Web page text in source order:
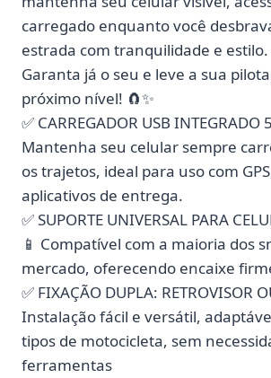
carregado enquanto você
estrada com tranquilidade e estilo.
Garanta já o seu e leve a sua
próximo nível! 🧲✨
✅ CARREGADOR USB INTEGRADO
Mantenha seu celular sempre
os trajetos, ideal para uso com
aplicativos de entrega.
✅ SUPORTE UNIVERSAL PARA
📱 Compatível com a maioria dos
mercado, oferecendo encaixe
✅ FIXAÇÃO DUPLA: RETROVISOR
Instalação fácil e versátil,
tipos de motocicleta, sem
ferramentas